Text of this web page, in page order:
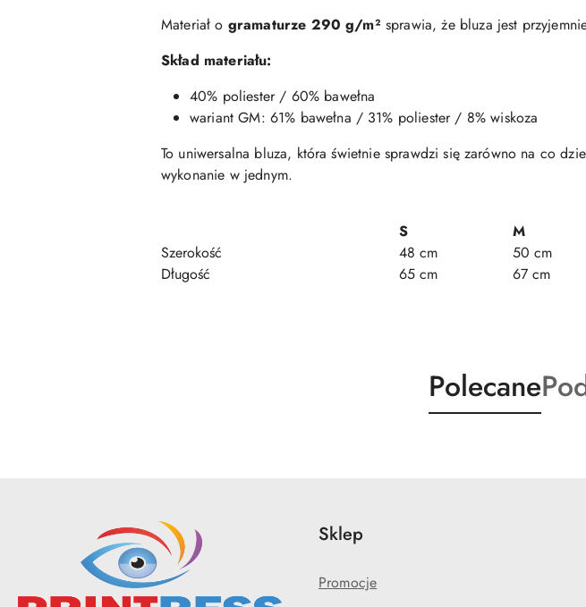
Materiał o gramaturze 290 g/m² sprawia, że bluza jest
Skład materiału:
40% poliester / 60% bawełna
wariant GM: 61% bawełna / 31% poliester / 8% wiskoza
To uniwersalna bluza, która świetnie sprawdzi się zarówno na co
wykonanie w jednym.
S M
Szerokość
48 cm 50 cm
Długość
65 cm 67 cm
Produkty
o
Polecane
o
Sklep
Promocje